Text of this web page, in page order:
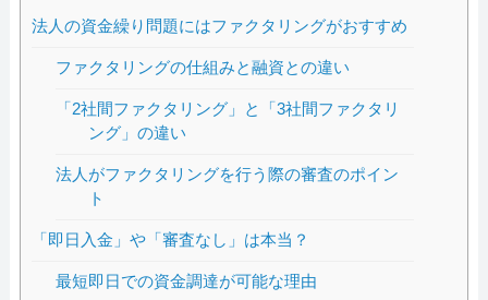
法人の資金繰り問題にはファクタリングがおすすめ
ファクタリングの仕組みと融資との違い
「2社間ファクタリング」と「3社間ファクタリ
ング」の違い
法人がファクタリングを行う際の審査のポイン
ト
「即日入金」や「審査なし」は本当？
最短即日での資金調達が可能な理由